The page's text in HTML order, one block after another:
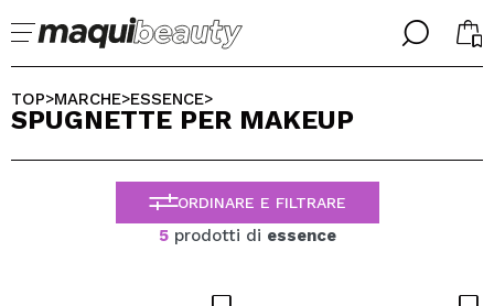
╳
Sono già #maquilover, ho un account
Ha dimenticato la password?
╳
SELEZIONA LA TUA LINGUA
ITALIANO
ESPAÑOL
ENGLISH
FRANCES
TOP>MARCHE>ESSENCE>
SPUGNETTE PER MAKEUP
ORDINARE E FILTRARE
5prodotti di essence